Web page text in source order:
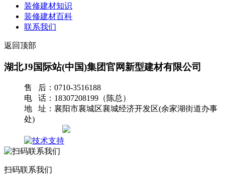
装修建材知识
装修建材百科
联系我们
返回顶部
湖北J9国际站(中国)集团官网新型建材有限公司
售 后：0710-3516188
电 话：18307208199（陈总）
地 址：襄阳市襄城区襄城经济开发区(余家湖街道办事
处)
扫码联系我们